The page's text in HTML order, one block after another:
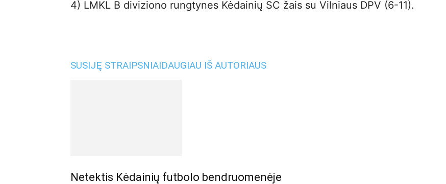
4) LMKL B diviziono rungtynes Kėdainių SC žais su Vilniaus DPV (6-11).
SUSIJĘ STRAIPSNIAIDAUGIAU IŠ AUTORIAUS
Netektis Kėdainių futbolo bendruomenėje